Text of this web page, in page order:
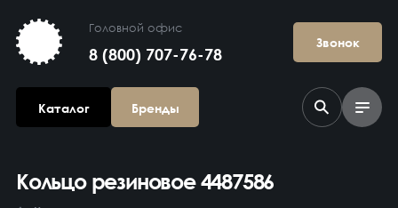
Головной офис
8 (800) 707-76-78
Звонок
Каталог Бренды
Кольцо резиновое 4487586